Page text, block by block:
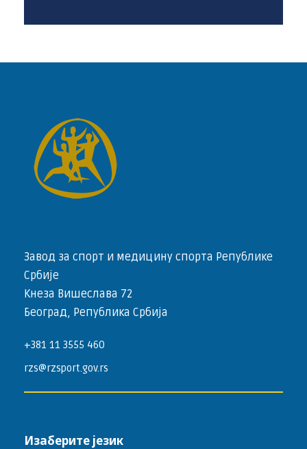
Завод за спорт и медицину спорта Републике
Србије
Кнеза Вишеслава 72
Београд, Република Србија
+381 11 3555 460
rzs@rzsport.gov.rs
Изаберите језик